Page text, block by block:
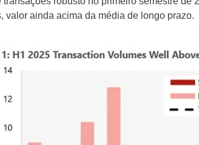
valor ainda acima da média de longo prazo.